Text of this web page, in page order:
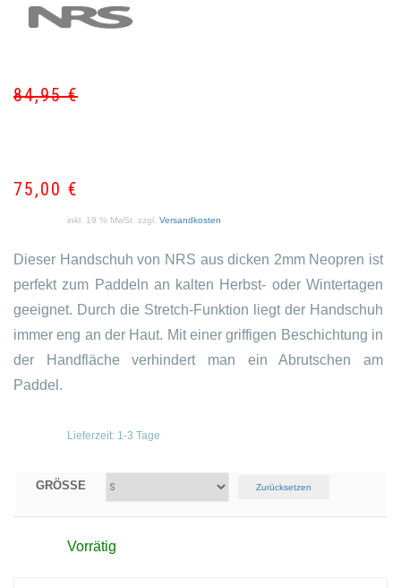
84,95€
75,00 €
inkl. 19 % MwSt. zzgl. Versandkosten
Dieser Handschuh von NRS aus dicken 2mm Neopren ist
perfekt zum Paddeln an kalten Herbst- oder Wintertagen
geeignet. Durch die Stretch-Funktion liegt der Handschuh
immer eng an der Haut. Mit einer griffigen Beschichtung in
der Handfläche verhindert man ein Abrutschen am
Paddel.
Lieferzeit: 1-3 Tage
GRÖSSE Zurücksetzen
Vorrätig